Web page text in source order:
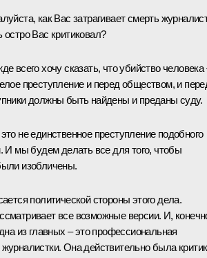
как Вас затрагивает смерть
остро Вас критиковал?
всего хочу сказать, что убийство человека
преступление и перед обществом, и
должны быть найдены и преданы суду.
не единственное преступление подобного
И мы будем делать все для того, чтобы
изобличены.
политической стороны этого дела.
все возможные версии. И,
из главных – это профессиональная
журналистки. Она действительно была